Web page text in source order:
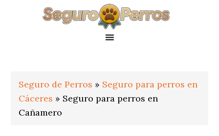
Seguro de Perros » Seguro para perros en
Cáceres » Seguro para perros en
Cañamero